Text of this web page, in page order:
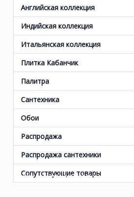
Английская коллекция
Индийская коллекция
Итальянская коллекция
Плитка Кабанчик
Палитра
Сантехника
Обои
Распродажа
Распродажа сантехники
Сопутствующие товары
Прованс - все
от KERAMA MARAZZI